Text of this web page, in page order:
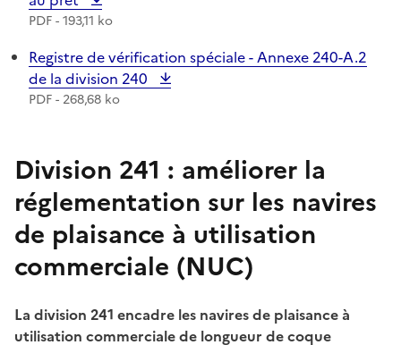
PDF - 193,11 ko
Téléchargement :
Registre de vérification spéciale - Annexe 240-A.2
de la division 240
PDF - 268,68 ko
Division 241 : améliorer la
réglementation sur les navires
de plaisance à utilisation
commerciale (NUC)
La division 241 encadre les navires de plaisance à
utilisation commerciale de longueur de coque